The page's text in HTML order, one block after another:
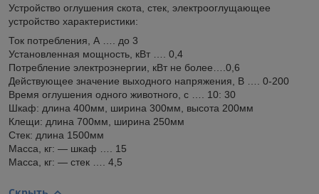
Устройство оглушения скота, стек, электрооглущающее
устройство характеристики:
Ток потребления, А …. до 3
Установленная мощность, кВт …. 0,4
Потребление электроэнергии, кВт не более….0,6
Действующее значение выходного напряжения, В …. 0-200
Время оглушения одного животного, с …. 10: 30
Шкаф: длина 400мм, ширина 300мм, высота 200мм
Клещи: длина 700мм, ширина 250мм
Стек: длина 1500мм
Масса, кг: — шкаф …. 15
Масса, кг: — стек …. 4,5